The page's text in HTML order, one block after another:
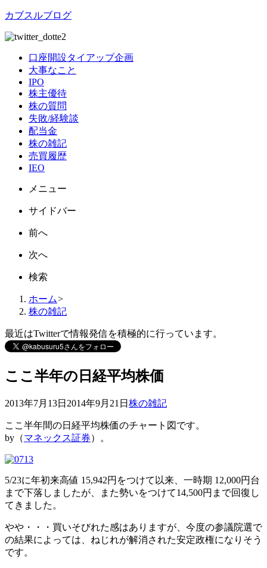
カブスルブログ
口座開設タイアップ企画
大事なこと
IPO
株主優待
株の質問
失敗/経験談
配当金
株の雑記
売買履歴
IEO
メニュー
サイドバー
前へ
次へ
検索
ホーム>
株の雑記
最近はTwitterで情報発信を積極的に行っています。
ここ半年の日経平均株価
2013年7月13日 2014年9月21日 株の雑記
ここ半年間の日経平均株価のチャート図です。
by（マネックス証券）。
5/23に年初来高値 15,942円をつけて以来、一時期 12,000円台
まで下落しましたが、また勢いをつけて14,500円まで回復し
てきました。
やや・・・買いそびれた感はありますが、今度の参議院選で
の結果によっては、ねじれが解消された安定政権になりそう
です。